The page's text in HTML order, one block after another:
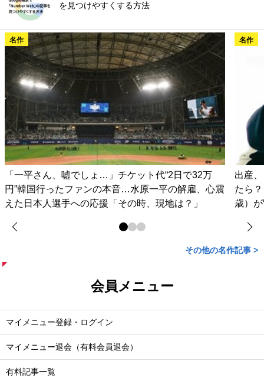
を見つけやすくする方法
名作
「一平さん、嘘でしょ…」チケット代“2日で32万
円”韓国行ったファンの本音…水原一平の解雇、心震
えた日本人選手への応援「その時、現地は？」
名作
出産
たら
歳）
その他の名作記事 >
会員メニュー
マイメニュー登録・ログイン
マイメニュー退会（有料会員退会）
有料記事一覧